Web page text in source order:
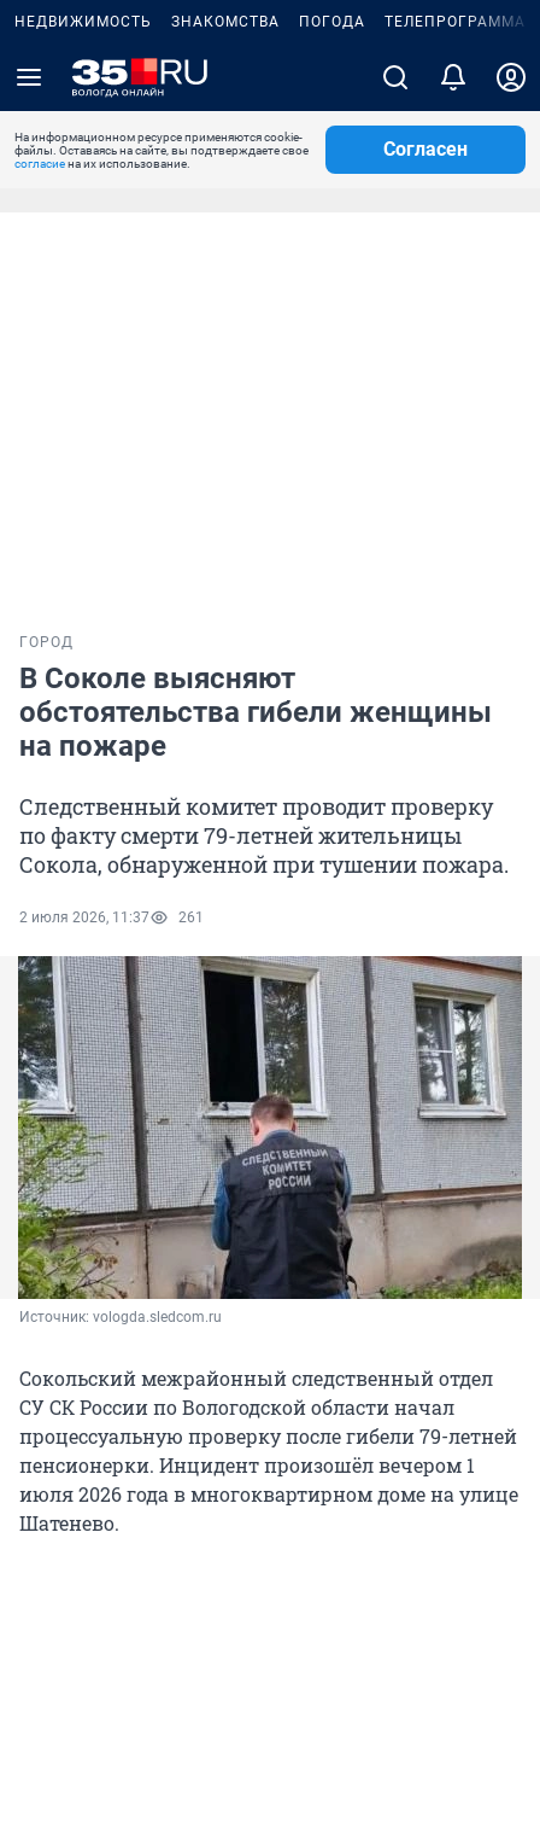
НЕДВИЖИМОСТЬ ЗНАКОМСТВА ПОГОДА ТЕЛЕПРОГРАММА
На информационном ресурсе применяются cookie-
файлы. Оставаясь на сайте, вы подтверждаете свое
согласиена их использование.
Согласен
ГОРОД
В Соколе выясняют
обстоятельства гибели женщины
на пожаре
Следственный комитет проводит проверку
по факту смерти 79-летней жительницы
Сокола, обнаруженной при тушении пожара.
2 июля 2026, 11:37 261
Источник: vologda.sledcom.ru
Сокольский межрайонный следственный отдел
СУ СК России по Вологодской области начал
процессуальную проверку после гибели 79-летней
пенсионерки. Инцидент произошёл вечером 1
июля 2026 года в многоквартирном доме на улице
Шатенево.